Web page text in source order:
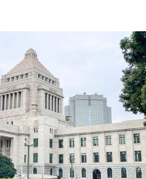
！
。お伊勢さんに神饌を持っていくため
たものを備蓄していました。各地にあ
芝大神宮の元となった飯倉神明宮の辺
り勅命を授かりまして創建されたと云
京の地に根付いているんですね。
ったんじゃないですか？
ク!!」を引っ提げて登場。数々のバラエ
揮してきたエネルギッシュな魅力で、
上げる。
6月に落語協会会長に就任した林家正蔵
協会会長の春風亭昇太との会長対談が実
する2人が落語への想いや未来を語り合
語り口と確かな話芸で、 『ビバリー昼
席”のようなひとときを届ける。
チコとナイツのレギュラー3人で賑や
から募集したエピソードとリクエスト
破り」のテーマは「サンキューリクエ
スナーには“旨～い”ラーメン1ケースを